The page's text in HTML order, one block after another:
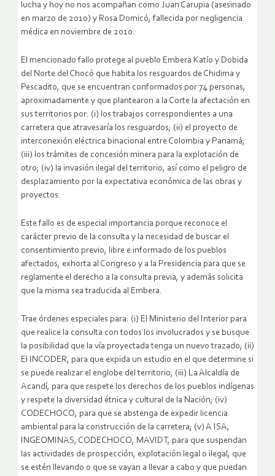
lucha y hoy no nos acompañan como Juan Carupia (asesinado
en marzo de 2010) y Rosa Domicó, fallecida por negligencia
médica en noviembre de 2010.
El mencionado fallo protege al pueblo Embera Katío y Dobida
del Norte del Chocó que habita los resguardos de Chidima y
Pescadito, que se encuentran conformados por 74 personas,
aproximadamente y que plantearon a la Corte la afectación en
sus territorios por: (i) los trabajos correspondientes a una
carretera que atravesaría los resguardos; (ii) el proyecto de
interconexión eléctrica binacional entre Colombia y Panamá;
(iii) los trámites de concesión minera para la explotación de
otro; (iv) la invasión ilegal del territorio, así como el peligro de
desplazamiento por la expectativa económica de las obras y
proyectos.
Este fallo es de especial importancia porque reconoce el
carácter previo de la consulta y la necesidad de buscar el
consentimiento previo, libre e informado de los pueblos
afectados, exhorta al Congreso y a la Presidencia para que se
reglamente el derecho a la consulta previa, y además solicita
que la misma sea traducida al Embera.
Trae órdenes especiales para: (i) El Ministerio del Interior para
que realice la consulta con todos los involucrados y se busque
la posibilidad que la vía proyectada tenga un nuevo trazado; (ii)
El INCODER, para que expida un estudio en el que determine si
se puede realizar el englobe del territorio; (iii) La Alcaldía de
Acandí, para que respete los derechos de los pueblos indígenas
y respete la diversidad étnica y cultural de la Nación; (iv)
CODECHOCO, para que se abstenga de expedir licencia
ambiental para la construcción de la carretera; (v) A ISA,
INGEOMINAS, CODECHOCO, MAVIDT, para que suspendan
las actividades de prospección, explotación legal o ilegal, que
se estén llevando o que se vayan a llevar a cabo y que puedan